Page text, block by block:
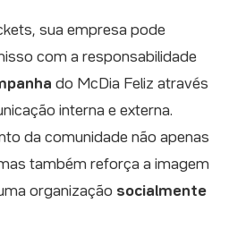
sua empresa pode
com a responsabilidade
do McDia Feliz através
interna e externa.
da comunidade não apenas
também reforça a imagem
organização socialmente